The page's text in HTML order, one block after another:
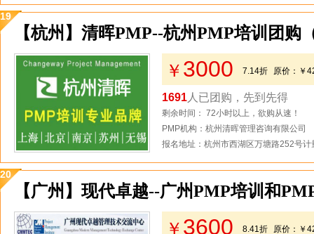
19
【杭州】清晖PMP--杭州PMP培训团购
￥ 3000 7.14折 原价： ￥
1691 人已团购，先到先得
剩余时间： 72小时以上，欲购从速！
PMP机构：杭州清晖管理咨询有限公司
报名地址：杭州市西湖区万塘路252号
20
【广州】现代卓越--广州PMP培训和
￥ 3600 8.41折 原价： ￥